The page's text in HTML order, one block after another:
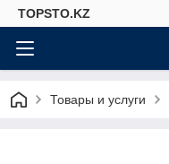
TOPSTO.KZ
Товары и услуги